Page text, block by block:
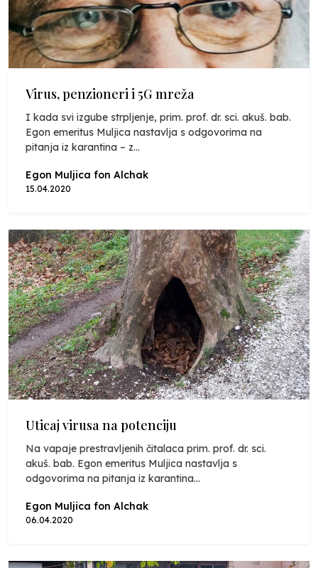
Virus, penzioneri i 5G mreža
I kada svi izgube strpljenje, prim. prof. dr. sci. akuš. bab.
Egon emeritus Muljica nastavlja s odgovorima na
pitanja iz karantina – z...
Egon Muljica fon Alchak
15.04.2020
Uticaj virusa na potenciju
Na vapaje prestravljenih čitalaca prim. prof. dr. sci.
akuš. bab. Egon emeritus Muljica nastavlja s
odgovorima na pitanja iz karantina...
Egon Muljica fon Alchak
06.04.2020